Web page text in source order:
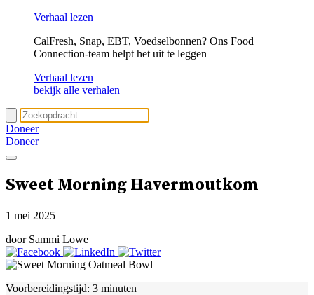
Verhaal lezen
CalFresh, Snap, EBT, Voedselbonnen? Ons Food
Connection-team helpt het uit te leggen
Verhaal lezen
bekijk alle verhalen
Doneer
Doneer
Sweet Morning Havermoutkom
1 mei 2025
door Sammi Lowe
Voorbereidingstijd: 3 minuten